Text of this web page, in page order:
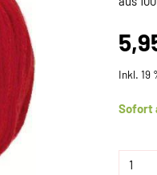
Inkl. 19
Sofort